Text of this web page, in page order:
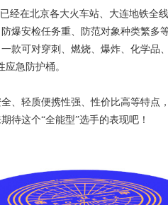
经在北京各大火车站、大连地铁全
爆安检任务重、防范对象种类繁多
款可对穿刺、燃烧、爆炸、化学品
急防护桶。
、轻质便携性强、性价比高等特点
待这个“全能型”选手的表现吧！